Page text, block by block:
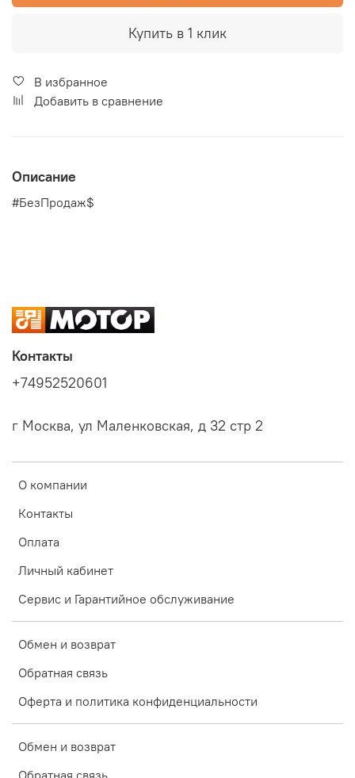
Купить в 1 клик
В избранное
Добавить в сравнение
Описание
#БезПродаж$
О компании
Контакты
Оплата
Личный кабинет
Сервис и Гарантийное обслуживание
Обмен и возврат
Обратная связь
Оферта и политика конфиденциальности
Обмен и возврат
Контакты
+74952520601
г Москва, ул Маленковская, д 32 стр 2